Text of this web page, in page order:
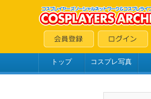
トップ コスプレ写真